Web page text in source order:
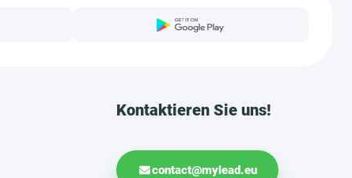
Kontaktieren Sie uns!
contact@mylead.eu